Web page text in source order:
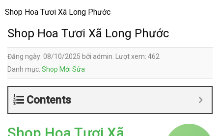
Shop Hoa Tươi Xã Long Phước
Shop Hoa Tươi Xã Long Phước
Đăng ngày: 08/10/2025 bởi admin. Lượt xem: 462
Danh mục: Shop Mới Sửa
Contents